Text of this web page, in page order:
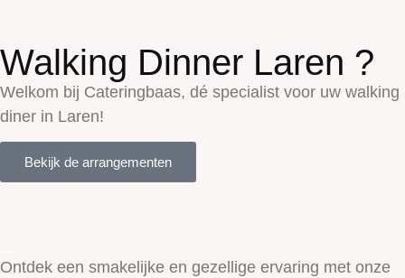
Walking Dinner Laren ?
Welkom bij Cateringbaas, dé specialist voor uw walking
diner in Laren!
Bekijk de arrangementen
Ontdek een smakelijke en gezellige ervaring met onze